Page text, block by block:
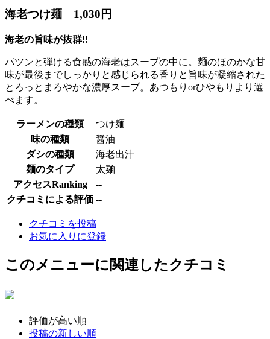
海老つけ麺 1,030円
海老の旨味が抜群!!
パツンと弾ける食感の海老はスープの中に。麺のほのかな甘
味が最後までしっかりと感じられる香りと旨味が凝縮された
とろっとまろやかな濃厚スープ。あつもりorひやもりより選
べます。
ラーメンの種類
つけ麺
味の種類
醤油
ダシの種類
海老出汁
麺のタイプ
太麺
アクセスRanking
--
クチコミによる評価 --
クチコミを投稿
お気に入りに登録
このメニューに関連したクチコミ
評価が高い順
投稿の新しい順